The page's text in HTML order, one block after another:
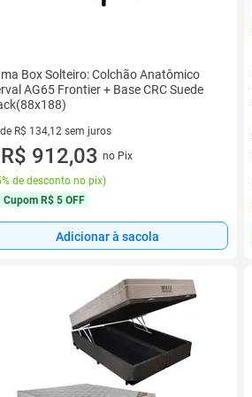
Box Solteiro: Colchão Anatômico
AG65 Frontier + Base CRC Suede
R$ 134,12 sem juros
de R$ 134,12 sem juros
R$ 912,03 no Pix
de desconto no pix)
Cupom R$ 5 OFF
Adicionar à sacola